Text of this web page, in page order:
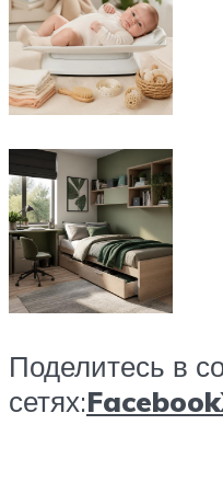
Поделитесь в
сетях:Facebook